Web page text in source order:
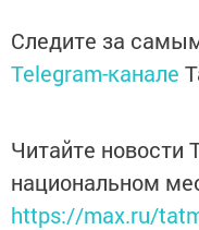
Следите за
Telegram-канале
Читайте новости
национальном
https://max.ru/